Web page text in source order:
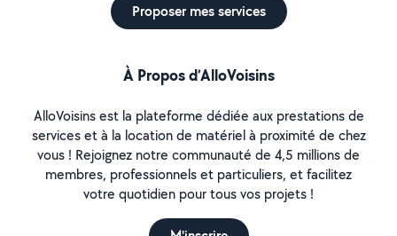
Proposer mes services
À Propos d’AlloVoisins
AlloVoisins est la plateforme dédiée aux prestations de
services et à la location de matériel à proximité de chez
vous ! Rejoignez notre communauté de 4,5 millions de
membres, professionnels et particuliers, et facilitez
votre quotidien pour tous vos projets !